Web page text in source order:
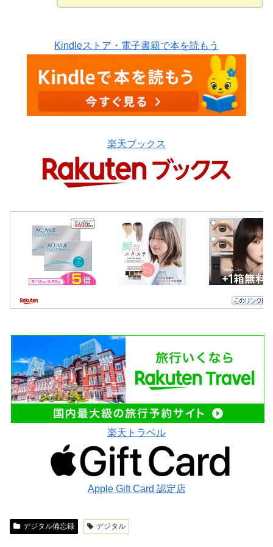
Kindleストア・電子書籍で本を読もう
楽天ブックス
楽天トラベル
Apple Gift Card 認定店
デジタル備忘録 デジタル